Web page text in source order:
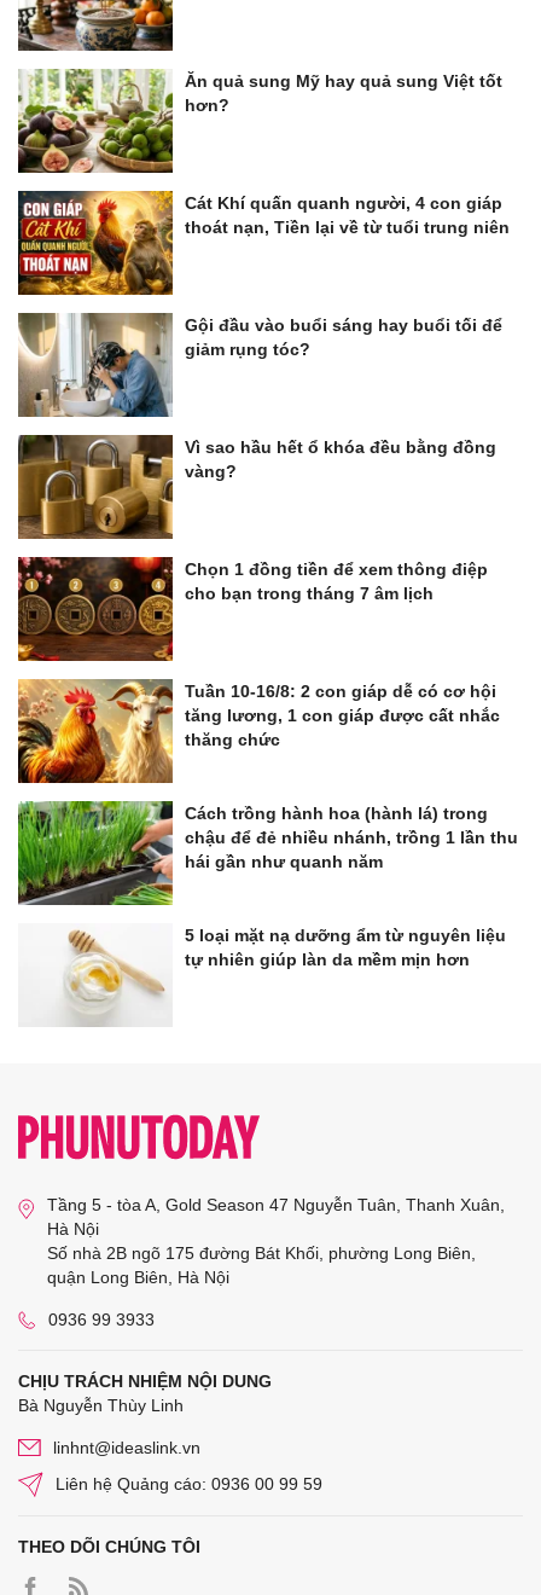
Ăn quả sung Mỹ hay quả sung Việt tốt
hơn?
Cát Khí quấn quanh người, 4 con giáp
thoát nạn, Tiền lại về từ tuổi trung niên
Gội đầu vào buổi sáng hay buổi tối để
giảm rụng tóc?
Vì sao hầu hết ổ khóa đều bằng đồng
vàng?
Chọn 1 đồng tiền để xem thông điệp
cho bạn trong tháng 7 âm lịch
Tuần 10-16/8: 2 con giáp dễ có cơ hội
tăng lương, 1 con giáp được cất nhắc
thăng chức
Cách trồng hành hoa (hành lá) trong
chậu để đẻ nhiều nhánh, trồng 1 lần thu
hái gần như quanh năm
5 loại mặt nạ dưỡng ẩm từ nguyên liệu
tự nhiên giúp làn da mềm mịn hơn
Tầng 5 - tòa A, Gold Season 47 Nguyễn Tuân, Thanh Xuân,
Hà Nội
Số nhà 2B ngõ 175 đường Bát Khối, phường Long Biên,
quận Long Biên, Hà Nội
0936 99 3933
CHỊU TRÁCH NHIỆM NỘI DUNG
Bà Nguyễn Thùy Linh
linhnt@ideaslink.vn
Liên hệ Quảng cáo: 0936 00 99 59
THEO DÕI CHÚNG TÔI